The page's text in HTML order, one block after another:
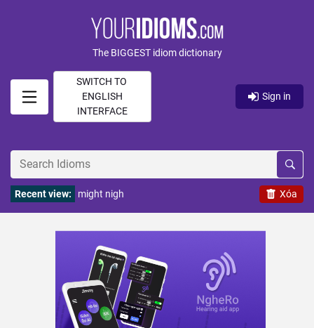
The BIGGEST idiom dictionary
SWITCH TO
ENGLISH
INTERFACE
Sign in
Xóa
Recent view: might nigh